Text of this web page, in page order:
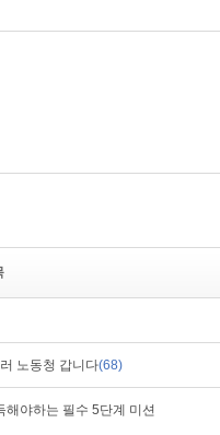
노동청 갑니다(68)
해야하는 필수 5단계 미션